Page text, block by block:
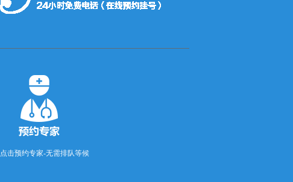
点击预约专家-无需排队等候